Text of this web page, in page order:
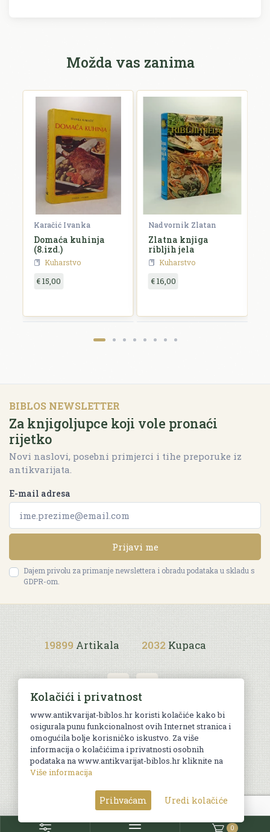
Možda vas zanima
Karačić Ivanka
Domaća kuhinja
(8.izd.)
Kuharstvo
€ 15,00
Nadvornik Zlatan
Zlatna knjiga
ribljih jela
Kuharstvo
€ 16,00
BIBLOS NEWSLETTER
Za knjigoljupce koji vole pronaći
rijetko
Novi naslovi, posebni primjerci i tihe preporuke iz
antikvarijata.
E-mail adresa
Prijavi me
Dajem privolu za primanje newslettera i obradu podataka u skladu s
GDPR-om.
19899 Artikala 2032 Kupaca
Uvjeti kupnje
© Sva prava pridržana. Web by
0
Kolačići i privatnost
www.antikvarijat-biblos.hr koristi kolačiće kako bi
osigurala punu funkcionalnost ovih Internet stranica i
omogućila bolje korisničko iskustvo. Za više
informacija o kolačićima i privatnosti osobnih
podataka na www.antikvarijat-biblos.hr kliknite na
Više informacija
Prihvaćam Uredi kolačiće